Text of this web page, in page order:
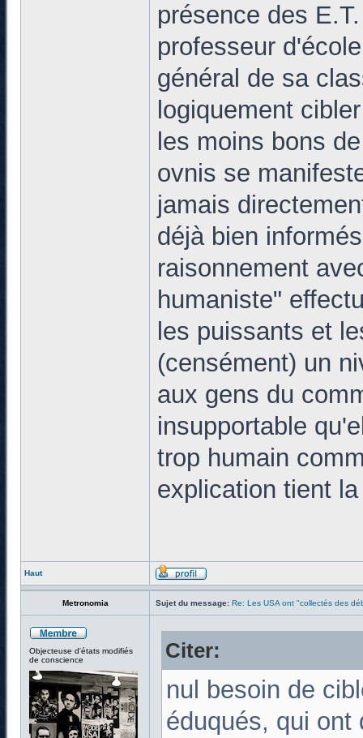
présence des
professeur
général de sa
logiquement
les moins bons
ovnis se
jamais
déjà bien
raisonnement
humaniste"
les puissants et
(censément) un
aux gens du
insupportable
trop humain
explication tient
Haut
Metronomia Sujet du message: Re: Les USA ont "collectés des
Objecteuse d'états modifiés
de conscience
Citer:
nul besoin de
éduqués, qui ont